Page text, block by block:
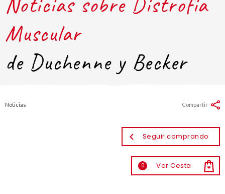
Muscular
de Duchenne y Becker
Noticias
Seguir comprando
0 Ver Cesta
Compartir